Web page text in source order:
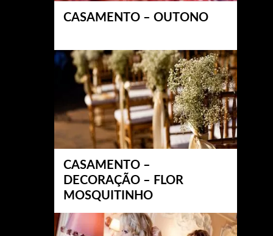
CASAMENTO – OUTONO
CASAMENTO –
DECORAÇÃO – FLOR
MOSQUITINHO